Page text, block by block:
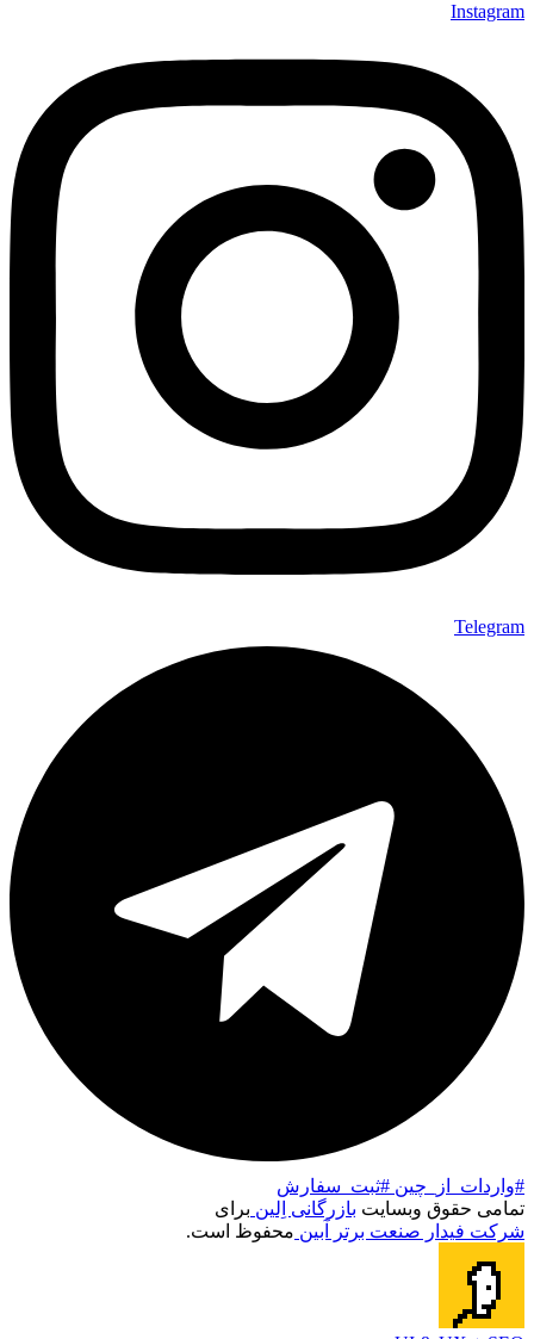
Instagram
Telegram
#واردات_از_چین #ثبت_سفارش
تمامی حقوق وبسایت بازرگانی اِلین برای
شرکت فیدار صنعت برتر آبین محفوظ است.